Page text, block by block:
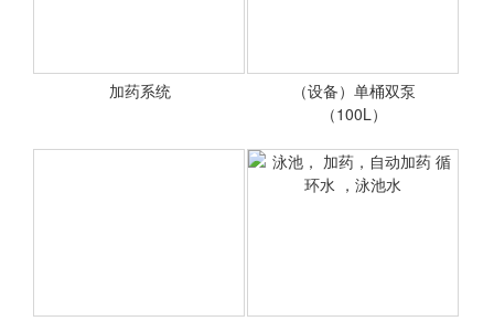
<查看详情>
加药系统
（设备）单桶双泵
（100L）